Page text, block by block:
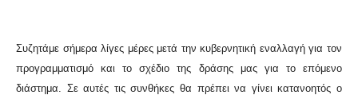
Συζητάμε σήμερα λίγες μέρες μετά την κυβερνητική εναλλαγή για τον
προγραμματισμό και το σχέδιο της δράσης μας για το επόμενο
διάστημα. Σε αυτές τις συνθήκες θα πρέπει να γίνει κατανοητός ο